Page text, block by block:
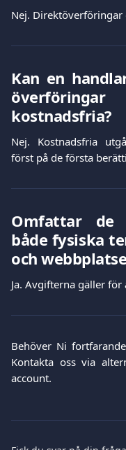
Nej. Direktöverföringar
Kan en
kostnadsfria?
Nej. Kostnadsfria
först på de första
Omfattar de
både fysiska
och
Ja. Avgifterna gäller
Behöver Ni
Kontakta oss via
account.